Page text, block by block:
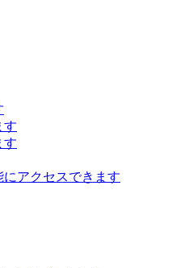
す
す
アクセスできます